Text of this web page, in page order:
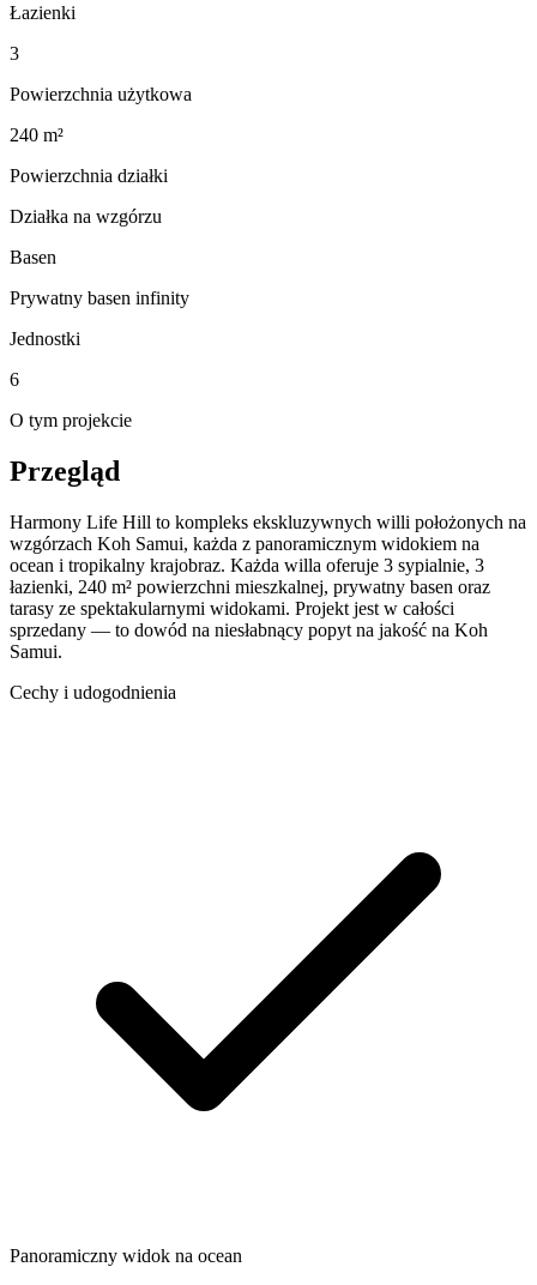
Łazienki
3
Powierzchnia użytkowa
240 m²
Powierzchnia działki
Działka na wzgórzu
Basen
Prywatny basen infinity
Jednostki
6
O tym projekcie
Przegląd
Harmony Life Hill to kompleks ekskluzywnych willi położonych na
wzgórzach Koh Samui, każda z panoramicznym widokiem na
ocean i tropikalny krajobraz. Każda willa oferuje 3 sypialnie, 3
łazienki, 240 m² powierzchni mieszkalnej, prywatny basen oraz
tarasy ze spektakularnymi widokami. Projekt jest w całości
sprzedany — to dowód na niesłabnący popyt na jakość na Koh
Samui.
Cechy i udogodnienia
Panoramiczny widok na ocean